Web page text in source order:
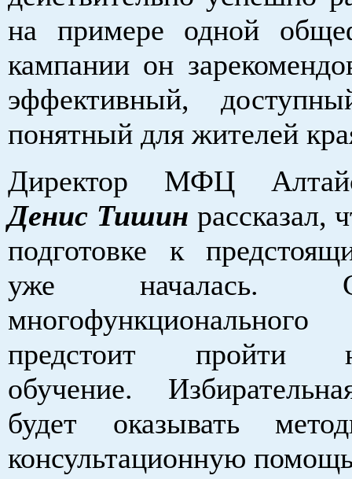
на примере одной
кампании он
эффективный,
понятный для жителей
Директор МФЦ
Денис Тишин рассказал,
подготовке к
уже началась.
предстоит пройти
обучение.
будет оказывать
консультационную